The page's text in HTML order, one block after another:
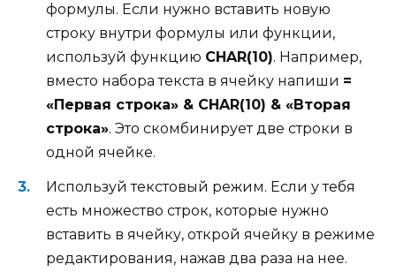
формулы. Если нужно вставить новую
строку внутри формулы или функции,
используй функцию CHAR(10). Например,
вместо набора текста в ячейку напиши =
«Первая строка» & CHAR(10) & «Вторая
строка». Это скомбинирует две строки в
одной ячейке.
Используй текстовый режим. Если у тебя
есть множество строк, которые нужно
вставить в ячейку, открой ячейку в режиме
редактирования, нажав два раза на нее.